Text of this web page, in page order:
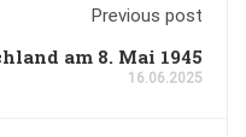
Previous post
am 8. Mai 1945
16.06.2025